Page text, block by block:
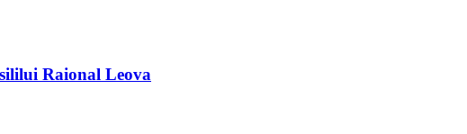
Raional Leova